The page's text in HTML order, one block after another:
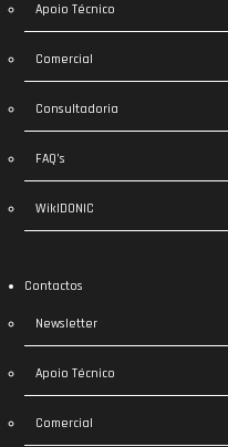
Apoio Técnico
Comercial
Consultadoria
FAQ’s
WikIDONIC
Contactos
Newsletter
Apoio Técnico
Comercial